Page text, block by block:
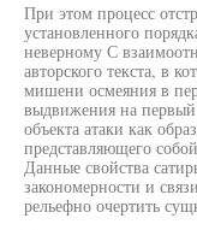
При этом процесс
установленного
неверному С
авторского текста, в
мишени осмеяния в
выдвижения на первый
объекта атаки как
представляющего
Данные свойства
закономерности и
рельефно очертить